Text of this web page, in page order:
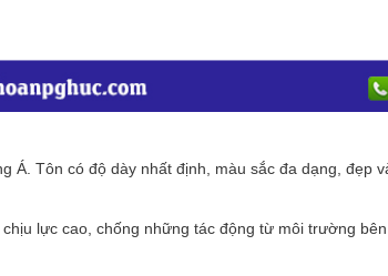
Á. Tôn có độ dày nhất định, màu sắc đa dạng,
lực cao, chống những tác động từ môi trường